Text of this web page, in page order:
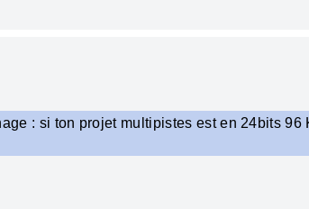
: si ton projet multipistes est en 24bits 96